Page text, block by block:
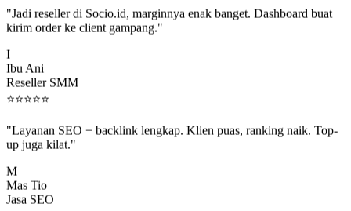
kirim order ke client gampang."
Ibu Ani
Reseller SMM
⭐⭐⭐⭐⭐
up juga kilat."
Mas Tio
Jasa SEO
⭐⭐⭐⭐⭐